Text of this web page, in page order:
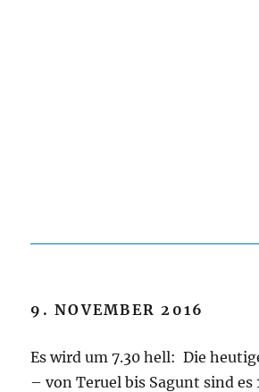
9. NOVEMBER 2016
Es wird um 7.30 hell: Die
– von Teruel bis Sagunt sind